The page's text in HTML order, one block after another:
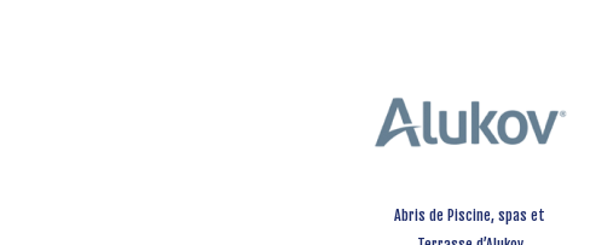
Abris de Piscine, spas et